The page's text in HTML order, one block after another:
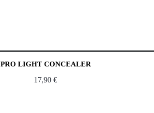
PRO LIGHT CONCEALER
17,90 €